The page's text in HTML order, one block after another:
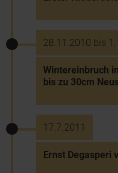
28.11.2010 bis
Wintereinbruch
bis zu 30cm
17.7.2011
Ernst Degasperi